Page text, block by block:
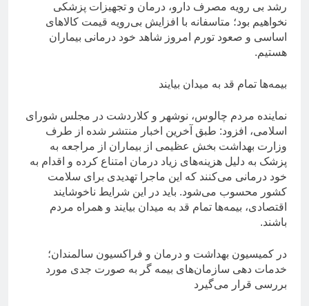
رشد بی رویه مصرف دارو، درمان و تجهیزات پزشکی
نخواهیم بود؛ متاسفانه با افزایش بی‌رویه قیمت کالاهای
اساسی و صعود تورم امروز شاهد خود درمانی بیماران
هستیم.
بیمه‌ها تمام قد به میدان بیایند
نماینده مردم چالوس، نوشهر و کلاردشت در مجلس شورای
اسلامی، افزود: طبق آخرین اخبار منتشر شده از طرف
وزارت بهداشت بخش عظیمی از بیماران از مراجعه به
پزشک به دلیل هزینه‌های زیاد درمان امتناع کرده و اقدام به
خود درمانی می‌کنند که این ماجرا تهدیدی برای سلامت
کشور محسوب می‌شود. باید در این شرایط ناخوشایند
اقتصادی، بیمه‌ها تمام قد به میدان بیایند و همراه مردم
باشند.
در کمیسیون بهداشت و درمان و فراکسیون سالمندان؛
خدمات دهی سازمان‌های بیمه گر به صورت جدی مورد
بررسی قرار می‌گیرد